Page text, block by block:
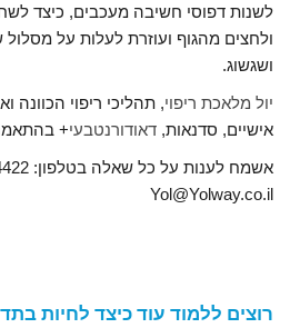
לשנות דפוסי חשיבה מעכבים, כיצד
ולחצים מהגוף ועוזרת לעלות על
ושגשוג.
יול מלאכת ריפוי, תהליכי ריפוי הכוונה
אישיים, סדנאות, דאודורנטבעי+
Yol@Yolway.co.il
רוצים ללמוד עוד כיצד לחיות